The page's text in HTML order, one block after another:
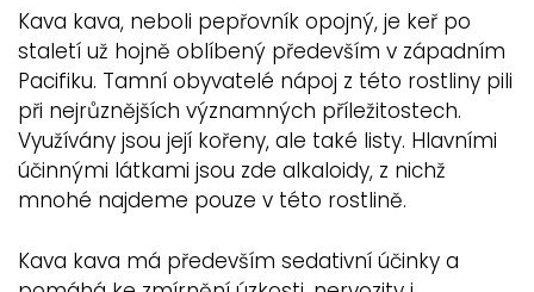
Kava kava, neboli pepřovník opojný, je keř po
staletí už hojně oblíbený především v západním
Pacifiku. Tamní obyvatelé nápoj z této rostliny pili
při nejrůznějších významných příležitostech.
Využívány jsou její kořeny, ale také listy. Hlavními
účinnými látkami jsou zde alkaloidy, z nichž
mnohé najdeme pouze v této rostlině.
Kava kava má především sedativní účinky a